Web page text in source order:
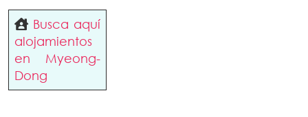
Busca aquí
alojamientos
en Myeong-
Dong